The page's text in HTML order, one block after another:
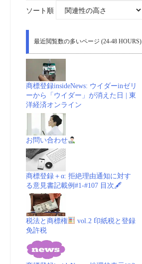
ン
共
国
法
商
_
ソート順
最近閲覧数の多いページ (24-48 HOURS)
商標登録insideNews: ウイダーinゼリ
ーから「ウイダー」が消えた日 | 東
洋経済オンライン
お問い合わせ
商標登録＋α: 拒絶理由通知に対す
る意見書記載例#1-#107 目次🖋
税法と商標権
vol.2 印紙税と登録
免許税